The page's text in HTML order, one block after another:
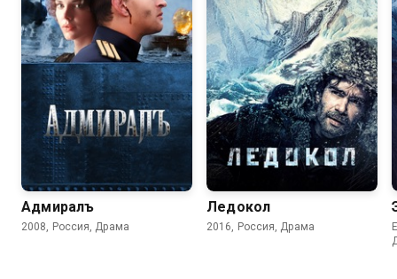
Адмиралъ
2008, Россия, Драма
Ледокол
2016, Россия, Драма